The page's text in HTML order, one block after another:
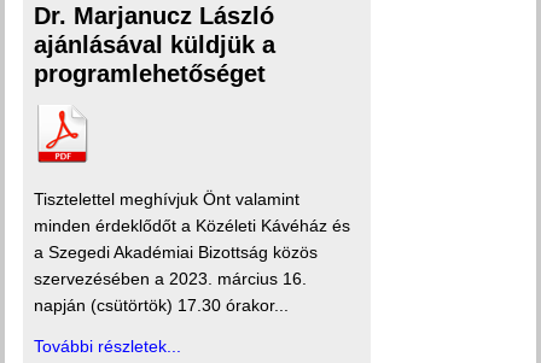
Dr. Marjanucz László
ajánlásával küldjük a
programlehetőséget
Tisztelettel meghívjuk Önt valamint
minden érdeklődőt a Közéleti Kávéház és
a Szegedi Akadémiai Bizottság közös
szervezésében a 2023. március 16.
napján (csütörtök) 17.30 órakor...
További részletek...